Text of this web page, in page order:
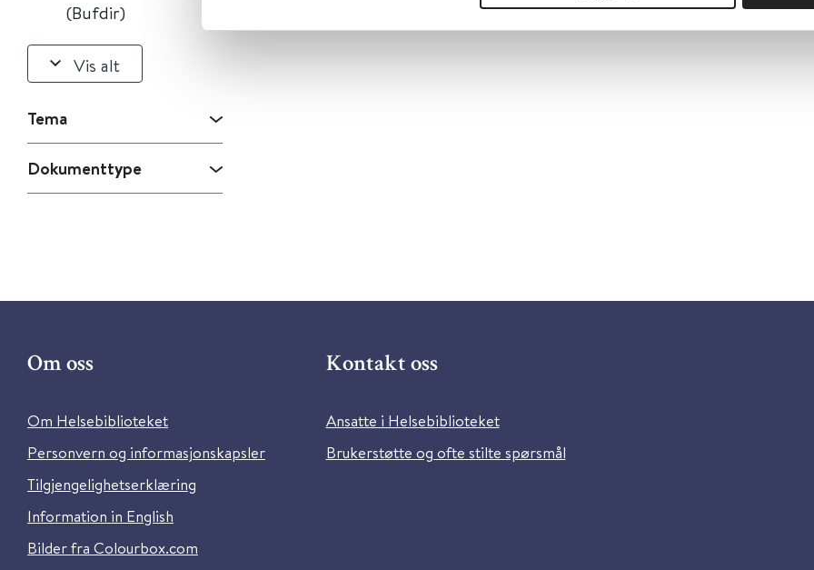
(Bufdir)
Vis alt
Tema
Dokumenttype
Om oss
Om Helsebiblioteket
Personvern og informasjonskapsler
Tilgjengelighetserklæring
Information in English
Bilder fra Colourbox.com
Kontakt oss
Ansatte i Helsebiblioteket
Brukerstøtte og ofte stilte spørsmål